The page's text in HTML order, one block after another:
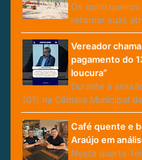
Os
retomar suas
Vereador
pagamento do
loucura”
Durante a
(01) na Câmara Municipal
Café quente e
Araújo em
Nesta quarta-